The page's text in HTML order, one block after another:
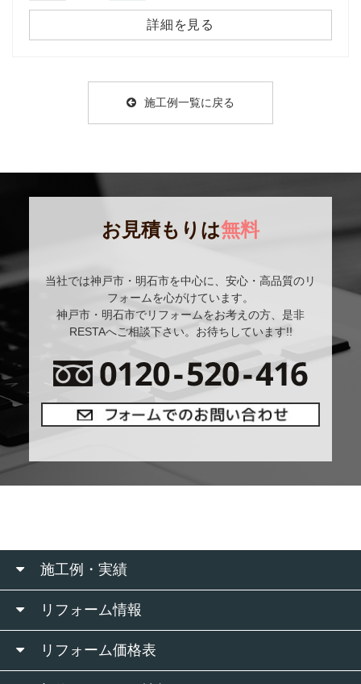
詳細を見る
施工例一覧に戻る
お見積もりは無料
当社では神戸市・明石市を中心に、安心・高品質のリ
フォームを心がけています。
神戸市・明石市でリフォームをお考えの方、是非
RESTAへご相談下さい。お待ちしています!!
施工例・実績
リフォーム情報
リフォーム価格表